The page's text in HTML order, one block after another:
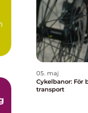
05. maj
Cykelbanor: För
transport